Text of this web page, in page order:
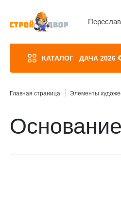
КАТАЛОГ ДАЧА 2026
Главная страница Элементы